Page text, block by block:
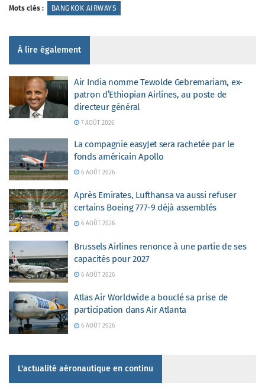
Mots clés : BANGKOK AIRWAYS
À lire également
Air India nomme Tewolde Gebremariam, ex-
patron d’Ethiopian Airlines, au poste de
directeur général
7 AOÛT 2026
La compagnie easyJet sera rachetée par le
fonds américain Apollo
6 AOÛT 2026
Après Emirates, Lufthansa va aussi refuser
certains Boeing 777-9 déjà assemblés
6 AOÛT 2026
Brussels Airlines renonce à une partie de ses
capacités pour 2027
6 AOÛT 2026
Atlas Air Worldwide a bouclé sa prise de
participation dans Air Atlanta
6 AOÛT 2026
L'actualité aéronautique en continu